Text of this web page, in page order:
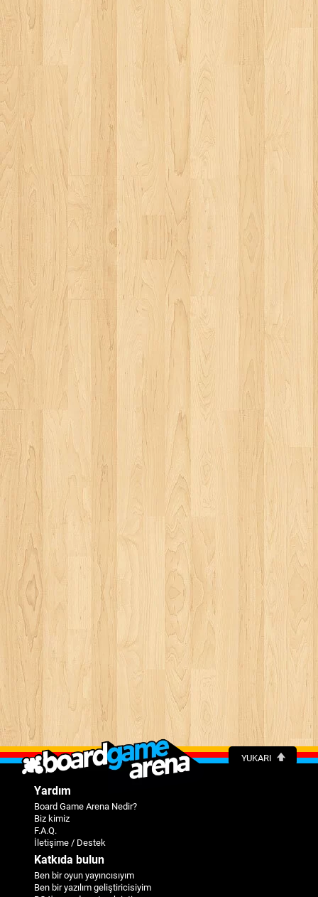
YUKARI
Yardım
Board Game Arena Nedir?
Biz kimiz
F.A.Q.
İletişime / Destek
Katkıda bulun
Ben bir oyun yayıncısıyım
Ben bir yazılım geliştiricisiyim